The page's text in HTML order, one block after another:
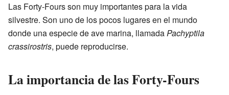
Las Forty-Fours son muy importantes para la vida
silvestre. Son uno de los pocos lugares en el mundo
donde una especie de ave marina, llamadaPachyptila
crassirostris, puede reproducirse.
La importancia de las Forty-Fours